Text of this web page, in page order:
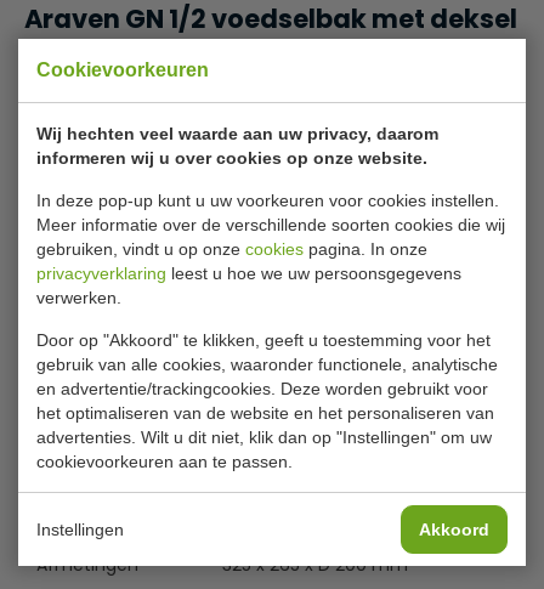
Cookievoorkeuren
Wij hechten veel waarde aan uw privacy, daarom
informeren wij u over cookies op onze website.
In deze pop-up kunt u uw voorkeuren voor cookies instellen.
Meer informatie over de verschillende soorten cookies die wij
gebruiken, vindt u op onze cookies pagina. In onze
privacyverklaring leest u hoe we uw persoonsgegevens
verwerken.
Door op "Akkoord" te klikken, geeft u toestemming voor het
gebruik van alle cookies, waaronder functionele, analytische
en advertentie/trackingcookies. Deze worden gebruikt voor
het optimaliseren van de website en het personaliseren van
advertenties. Wilt u dit niet, klik dan op "Instellingen" om uw
cookievoorkeuren aan te passen.
Instellingen Akkoord
Araven GN 1/2 voedselbak met deksel
12,5 Liter
Luchtdichte, gastronorm voedseldozen met deksel. De
dozen worden geleverd met 4 kleurcode clips (rood, geel,
groen en blauw) en zijn voorzien van een permanent,
gemakkelijk te identificeren is. Te gebruiken in een
voedsel roulatiesysteem. Geschikt voor temperaturen
van -40°C tot +95°C en ideaal voor in iedere keuken.
Vaatwasmachinebestendig.
Merk: Araven
Verpakkingseenheid: 4
Inhoud: 12,5ltr
Dimensions: 200(h) x 325(b) x 165(d)mm
Materiaal: Polypropyleen
Luchtdicht, kleurgecodeerd, met deksel
Inclusief kleurcode clips (rood, geel, groen, blauw)
Gastronorm formaat
Bestand tegen temperaturen van -40°C tot +95°C
Met permanent, afwasbaar label
Specificaties
Model
T 989
GN
1/2
Inhoud
Afmetingen
325 x 265 x D 200 mm